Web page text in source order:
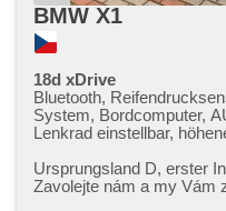
BMW X1
18d xDrive
Bluetooth,
System, Bordcomputer,
Lenkrad einstellbar,
Nebelscheinwerfer, El.
Scheibenwischersensor,
Ursprungsland D,​ erster
Zavolejte nám a my Vám